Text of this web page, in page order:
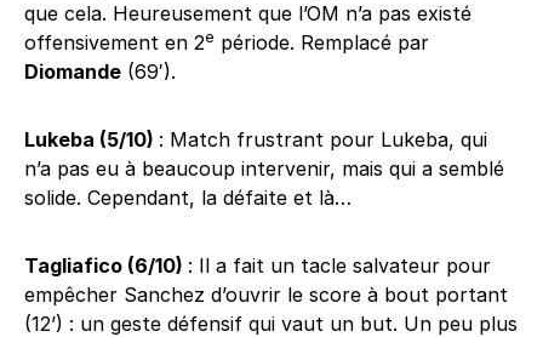
que cela. Heureusement que l’OM n’a pas existé
offensivement en 2e période. Remplacé par
Diomande (69′).
Lukeba (5/10) : Match frustrant pour Lukeba, qui
n’a pas eu à beaucoup intervenir, mais qui a semblé
solide. Cependant, la défaite et là…
Tagliafico (6/10) : Il a fait un tacle salvateur pour
empêcher Sanchez d’ouvrir le score à bout portant
(12’) : un geste défensif qui vaut un but. Un peu plus